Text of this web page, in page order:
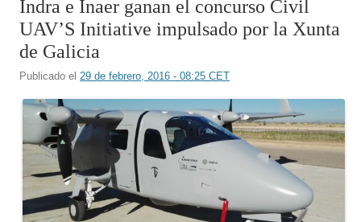
Indra e Inaer ganan el concurso Civil
UAV’S Initiative impulsado por la Xunta
de Galicia
Publicado el 29 de febrero, 2016 - 08:25 CET